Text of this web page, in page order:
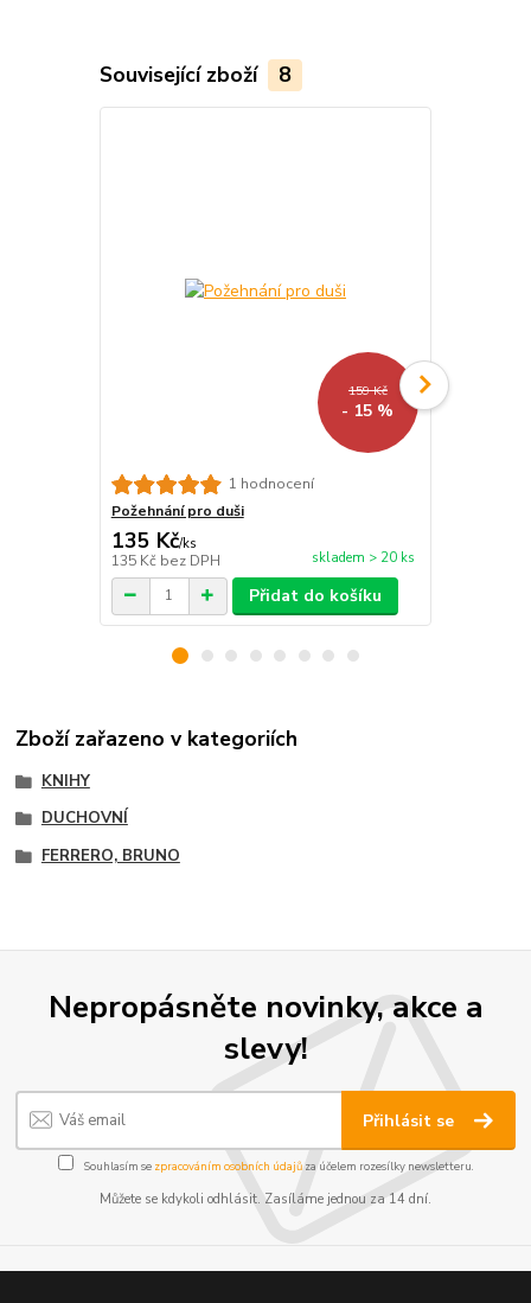
Související zboží 8
159 Kč
- 15 %
1 hodnocení
Požehnání pro duši
135 Kč/ks
135 Kč bez DPH skladem > 20 ks
Přidat do košíku
Zboží zařazeno v kategoriích
KNIHY
DUCHOVNÍ
FERRERO, BRUNO
Nepropásněte novinky, akce a
slevy!
Přihlásit se
Souhlasím se zpracováním osobních údajůza účelem rozesílky newsletteru.
Můžete se kdykoli odhlásit. Zasíláme jednou za 14 dní.